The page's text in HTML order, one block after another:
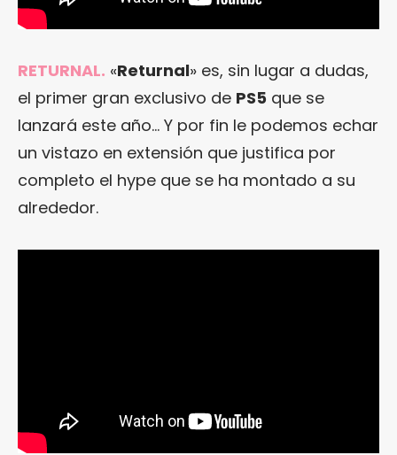
RETURNAL. «Returnal» es, sin lugar a dudas,
el primer gran exclusivo de PS5 que se
lanzará este año… Y por fin le podemos echar
un vistazo en extensión que justifica por
completo el hype que se ha montado a su
alrededor.